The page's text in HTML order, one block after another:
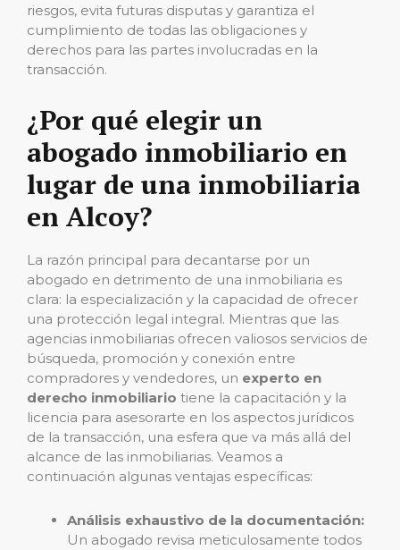
riesgos, evita futuras disputas y garantiza el
cumplimiento de todas las obligaciones y
derechos para las partes involucradas en la
transacción.
¿Por qué elegir un
abogado inmobiliario en
lugar de una inmobiliaria
en Alcoy?
La razón principal para decantarse por un
abogado en detrimento de una inmobiliaria es
clara: la especialización y la capacidad de ofrecer
una protección legal integral. Mientras que las
agencias inmobiliarias ofrecen valiosos servicios de
búsqueda, promoción y conexión entre
compradores y vendedores, un experto en
derecho inmobiliario tiene la capacitación y la
licencia para asesorarte en los aspectos jurídicos
de la transacción, una esfera que va más allá del
alcance de las inmobiliarias. Veamos a
continuación algunas ventajas específicas:
Análisis exhaustivo de la documentación:
Un abogado revisa meticulosamente todos